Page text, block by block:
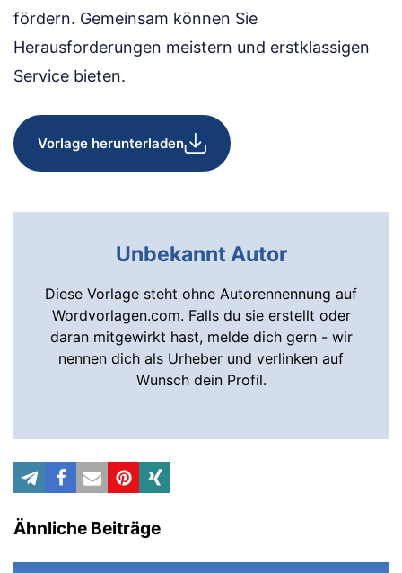
fördern. Gemeinsam können Sie
Herausforderungen meistern und erstklassigen
Service bieten.
Vorlage herunterladen
Unbekannt Autor
Diese Vorlage steht ohne Autorennennung auf
Wordvorlagen.com. Falls du sie erstellt oder
daran mitgewirkt hast, melde dich gern - wir
nennen dich als Urheber und verlinken auf
Wunsch dein Profil.
Ähnliche Beiträge